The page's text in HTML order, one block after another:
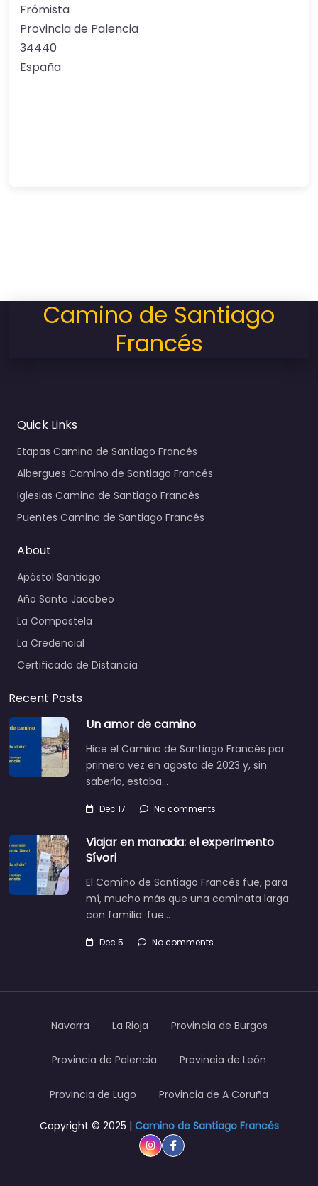
Frómista
Provincia de Palencia
34440
España
Camino de Santiago
Francés
Quick Links
Etapas Camino de Santiago Francés
Albergues Camino de Santiago Francés
Iglesias Camino de Santiago Francés
Puentes Camino de Santiago Francés
About
Apóstol Santiago
Año Santo Jacobeo
La Compostela
La Credencial
Certificado de Distancia
Recent Posts
Un amor de camino
Hice el Camino de Santiago Francés por
primera vez en agosto de 2023 y, sin
saberlo, estaba…
Dec 17 No comments
Viajar en manada: el experimento
Sívori
El Camino de Santiago Francés fue, para
mí, mucho más que una caminata larga
con familia: fue…
Dec 5 No comments
Navarra La Rioja Provincia de Burgos
Provincia de Palencia Provincia de León
Provincia de Lugo Provincia de A Coruña
Copyright © 2025 | Camino de Santiago Francés